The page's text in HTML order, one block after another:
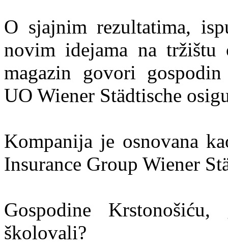
O sjajnim rezultatima,
novim idejama na
magazin govori
UO Wiener Städtische
Kompanija je osnovana
Insurance Group Wiener
Gospodine
školovali?